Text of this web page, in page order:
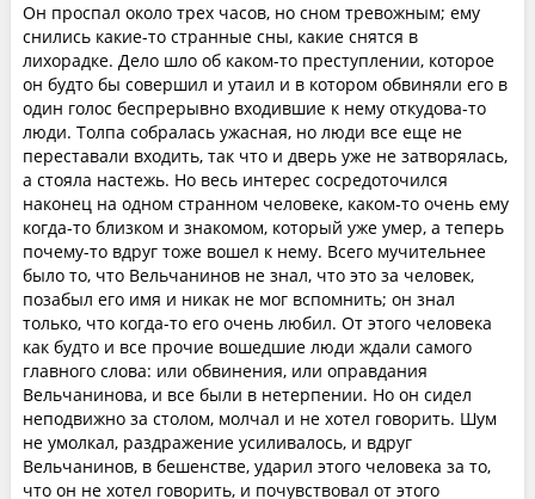
Он проспал около трех часов, но сном тревожным; ему
снились какие-то странные сны, какие снятся в
лихорадке. Дело шло об каком-то преступлении, которое
он будто бы совершил и утаил и в котором обвиняли его в
один голос беспрерывно входившие к нему откудова-то
люди. Толпа собралась ужасная, но люди все еще не
переставали входить, так что и дверь уже не затворялась,
а стояла настежь. Но весь интерес сосредоточился
наконец на одном странном человеке, каком-то очень ему
когда-то близком и знакомом, который уже умер, а теперь
почему-то вдруг тоже вошел к нему. Всего мучительнее
было то, что Вельчанинов не знал, что это за человек,
позабыл его имя и никак не мог вспомнить; он знал
только, что когда-то его очень любил. От этого человека
как будто и все прочие вошедшие люди ждали самого
главного слова: или обвинения, или оправдания
Вельчанинова, и все были в нетерпении. Но он сидел
неподвижно за столом, молчал и не хотел говорить. Шум
не умолкал, раздражение усиливалось, и вдруг
Вельчанинов, в бешенстве, ударил этого человека за то,
что он не хотел говорить, и почувствовал от этого